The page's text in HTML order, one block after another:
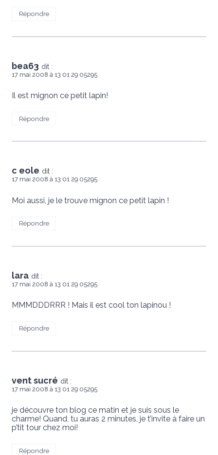
Répondre
bea63 dit :
17 mai 2008 à 13 01 29 05295
Il est mignon ce petit lapin!
Répondre
c eole dit :
17 mai 2008 à 13 01 29 05295
Moi aussi, je le trouve mignon ce petit lapin !
Répondre
lara dit :
17 mai 2008 à 13 01 29 05295
MMMDDDRRR ! Mais il est cool ton lapinou !
Répondre
vent sucré dit :
17 mai 2008 à 13 01 29 05295
je découvre ton blog ce matin et je suis sous le
charme! Quand, tu auras 2 minutes, je t’invite à faire un
p’tit tour chez moi!
Répondre